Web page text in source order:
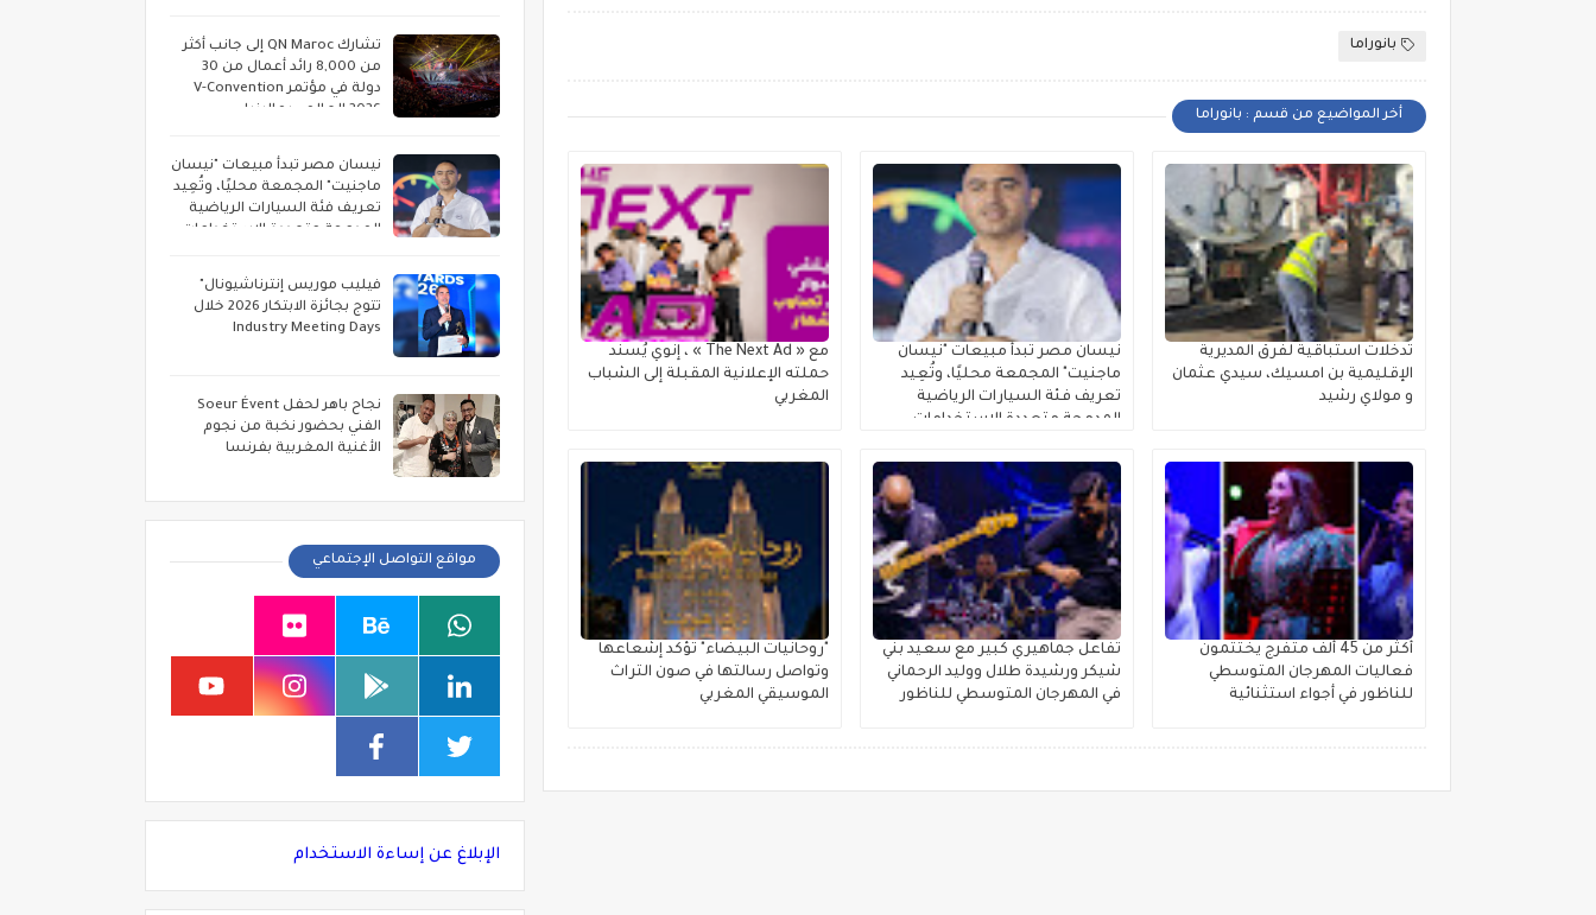
بانوراما
أخر المواضيع من قسم : بانوراما
تدخلات استباقية لفرق المديرية
الإقليمية بن امسيك، سيدي عثمان
و مولاي رشيد
نيسان مصر تبدأ مبيعات "نيسان
ماجنيت" المجمعة محليًا، وتُعِيد
تعريف فئة السيارات الرياضية
المدمجة متعددة الاستخدامات
مع « The Next Ad » ، إنوي يُسند
حملته الإعلانية المقبلة إلى الشباب
المغربي
أكثر من 45 ألف متفرج يختتمون
فعاليات المهرجان المتوسطي
للناظور في أجواء استثنائية
تفاعل جماهيري كبير مع سعيد بني
شيكر ورشيدة طلال ووليد الرحماني
في المهرجان المتوسطي للناظور
"روحانيات البيضاء" تؤكد إشعاعها
وتواصل رسالتها في صون التراث
الموسيقي المغربي
تشارك QN Maroc إلى جانب أكثر
من 8,000 رائد أعمال من 30
دولة في مؤتمر V-Convention
2026 العالمي بماليزيا
نيسان مصر تبدأ مبيعات "نيسان
ماجنيت" المجمعة محليًا، وتُعِيد
تعريف فئة السيارات الرياضية
المدمجة متعددة الاستخدامات
فيليب موريس إنترناشيونال"
تتوج بجائزة الابتكار 2026 خلال
Industry Meeting Days
نجاح باهر لحفل Soeur Évent
الفني بحضور نخبة من نجوم
الأغنية المغربية بفرنسا
مواقع التواصل الإجتماعي
الإبلاغ عن إساءة الاستخدام